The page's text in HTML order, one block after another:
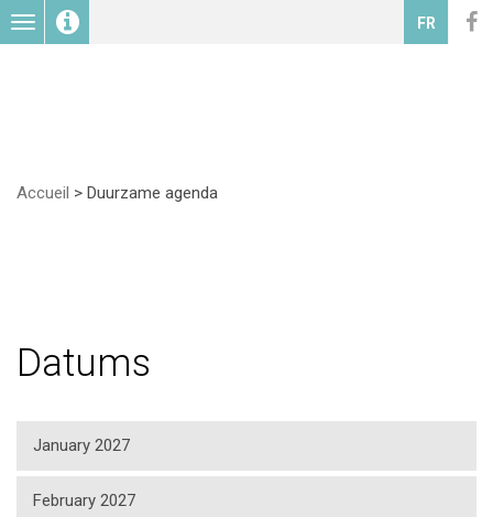
Toggle
navigation
FR
Accueil > Duurzame agenda
Datums
January 2027
February 2027